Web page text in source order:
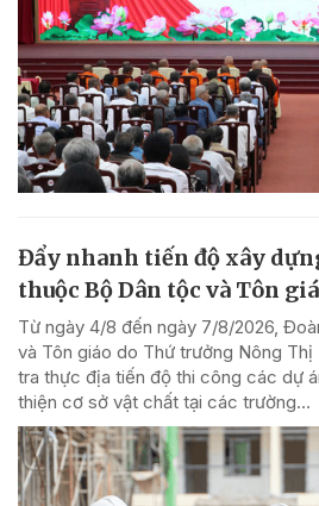
Đẩy nhanh tiến độ xây
thuộc Bộ Dân tộc và Tôn
Từ ngày 4/8 đến ngày 7/8/2026,
và Tôn giáo do Thứ trưởng Nông Thị
tra thực địa tiến độ thi công các dự
thiện cơ sở vật chất tại các trường...